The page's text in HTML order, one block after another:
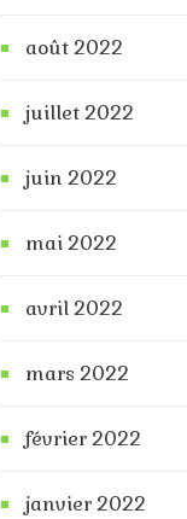
août 2022
juillet 2022
juin 2022
mai 2022
avril 2022
mars 2022
février 2022
janvier 2022